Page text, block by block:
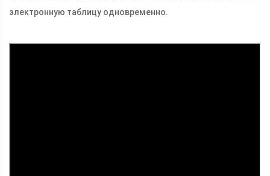
электронную таблицу одновременно.